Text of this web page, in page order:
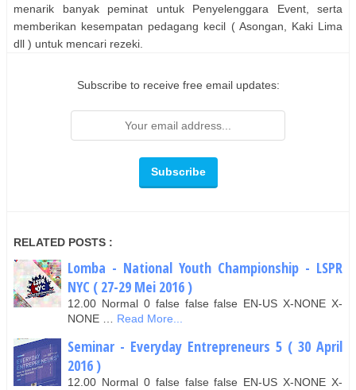
menarik banyak peminat untuk Penyelenggara Event, serta
memberikan kesempatan pedagang kecil ( Asongan, Kaki Lima
dll ) untuk mencari rezeki.
Subscribe to receive free email updates:
RELATED POSTS :
Lomba - National Youth Championship - LSPR
NYC ( 27-29 Mei 2016 )
12.00 Normal 0 false false false EN-US X-NONE X-
NONE …
Read More...
Seminar - Everyday Entrepreneurs 5 ( 30 April
2016 )
12.00 Normal 0 false false false EN-US X-NONE X-